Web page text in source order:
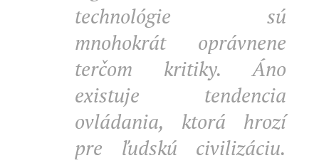
technológie sú
mnohokrát oprávnene
terčom kritiky. Áno
existuje tendencia
ovládania, ktorá hrozí
pre ľudskú civilizáciu.